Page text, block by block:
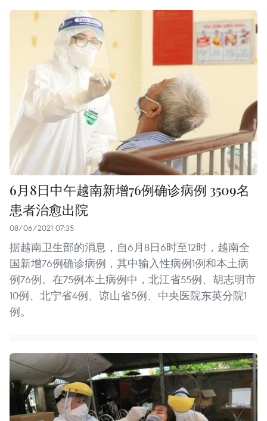
6月8日中午越南新增76例确诊病例 3509名
患者治愈出院
08/06/2021 07:35
据越南卫生部的消息，自6月8日6时至12时，越南全
国新增76例确诊病例，其中输入性病例1例和本土病
例76例。在75例本土病例中，北江省55例、胡志明市
10例、北宁省4例、谅山省5例、中央医院东英分院1
例。